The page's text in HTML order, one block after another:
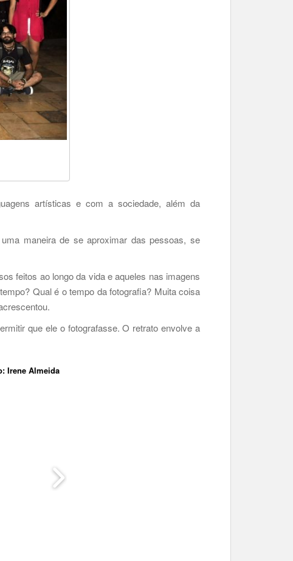
artísticas e com a sociedade, além da
maneira de se aproximar das pessoas, se
feitos ao longo da vida e aqueles nas imagens
Qual é o tempo da fotografia? Muita coisa
que ele o fotografasse. O retrato envolve a
Irene Almeida